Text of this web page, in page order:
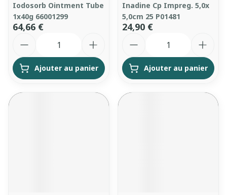
Iodosorb Ointment Tube
1x40g 66001299
64,66 €
Ajouter au panier
Inadine Cp Impreg. 5,0x
5,0cm 25 P01481
24,90 €
Ajouter au panier